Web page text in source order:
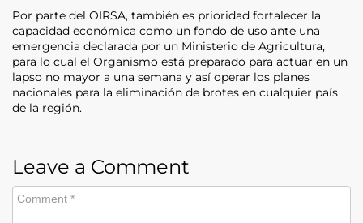
Por parte del OIRSA, también es prioridad fortalecer la
capacidad económica como un fondo de uso ante una
emergencia declarada por un Ministerio de Agricultura,
para lo cual el Organismo está preparado para actuar en un
lapso no mayor a una semana y así operar los planes
nacionales para la eliminación de brotes en cualquier país
de la región.
Leave a Comment